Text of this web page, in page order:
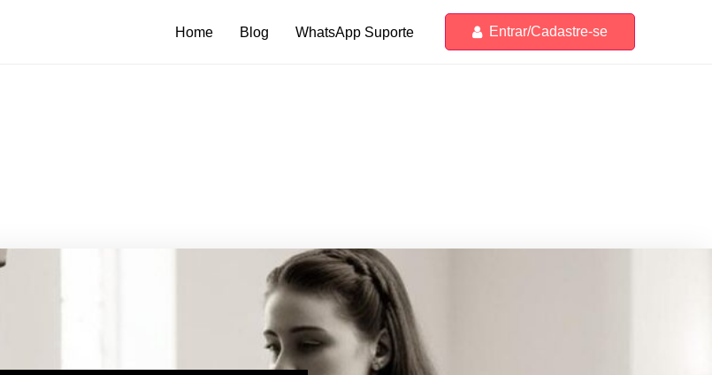
Home Blog WhatsApp Suporte Entrar/Cadastre-se